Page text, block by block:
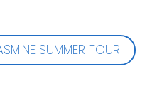
SUMMER TOUR!